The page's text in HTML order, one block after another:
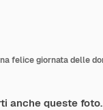
anche queste foto.